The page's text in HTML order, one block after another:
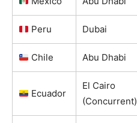
Peru Dubai
Chile Abu Dhabi
Ecuador
El Cairo
(Concurrent)